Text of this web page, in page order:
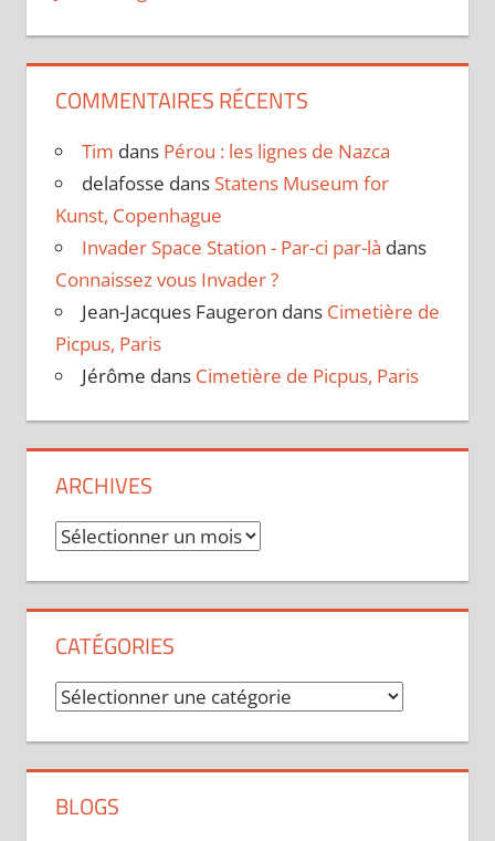
COMMENTAIRES RÉCENTS
Tim dans Pérou : les lignes de Nazca
delafosse dans Statens Museum for
Kunst, Copenhague
Invader Space Station - Par-ci par-là dans
Connaissez vous Invader ?
Jean-Jacques Faugeron dans Cimetière de
Picpus, Paris
Jérôme dans Cimetière de Picpus, Paris
ARCHIVES
Archives
CATÉGORIES
Catégories
BLOGS